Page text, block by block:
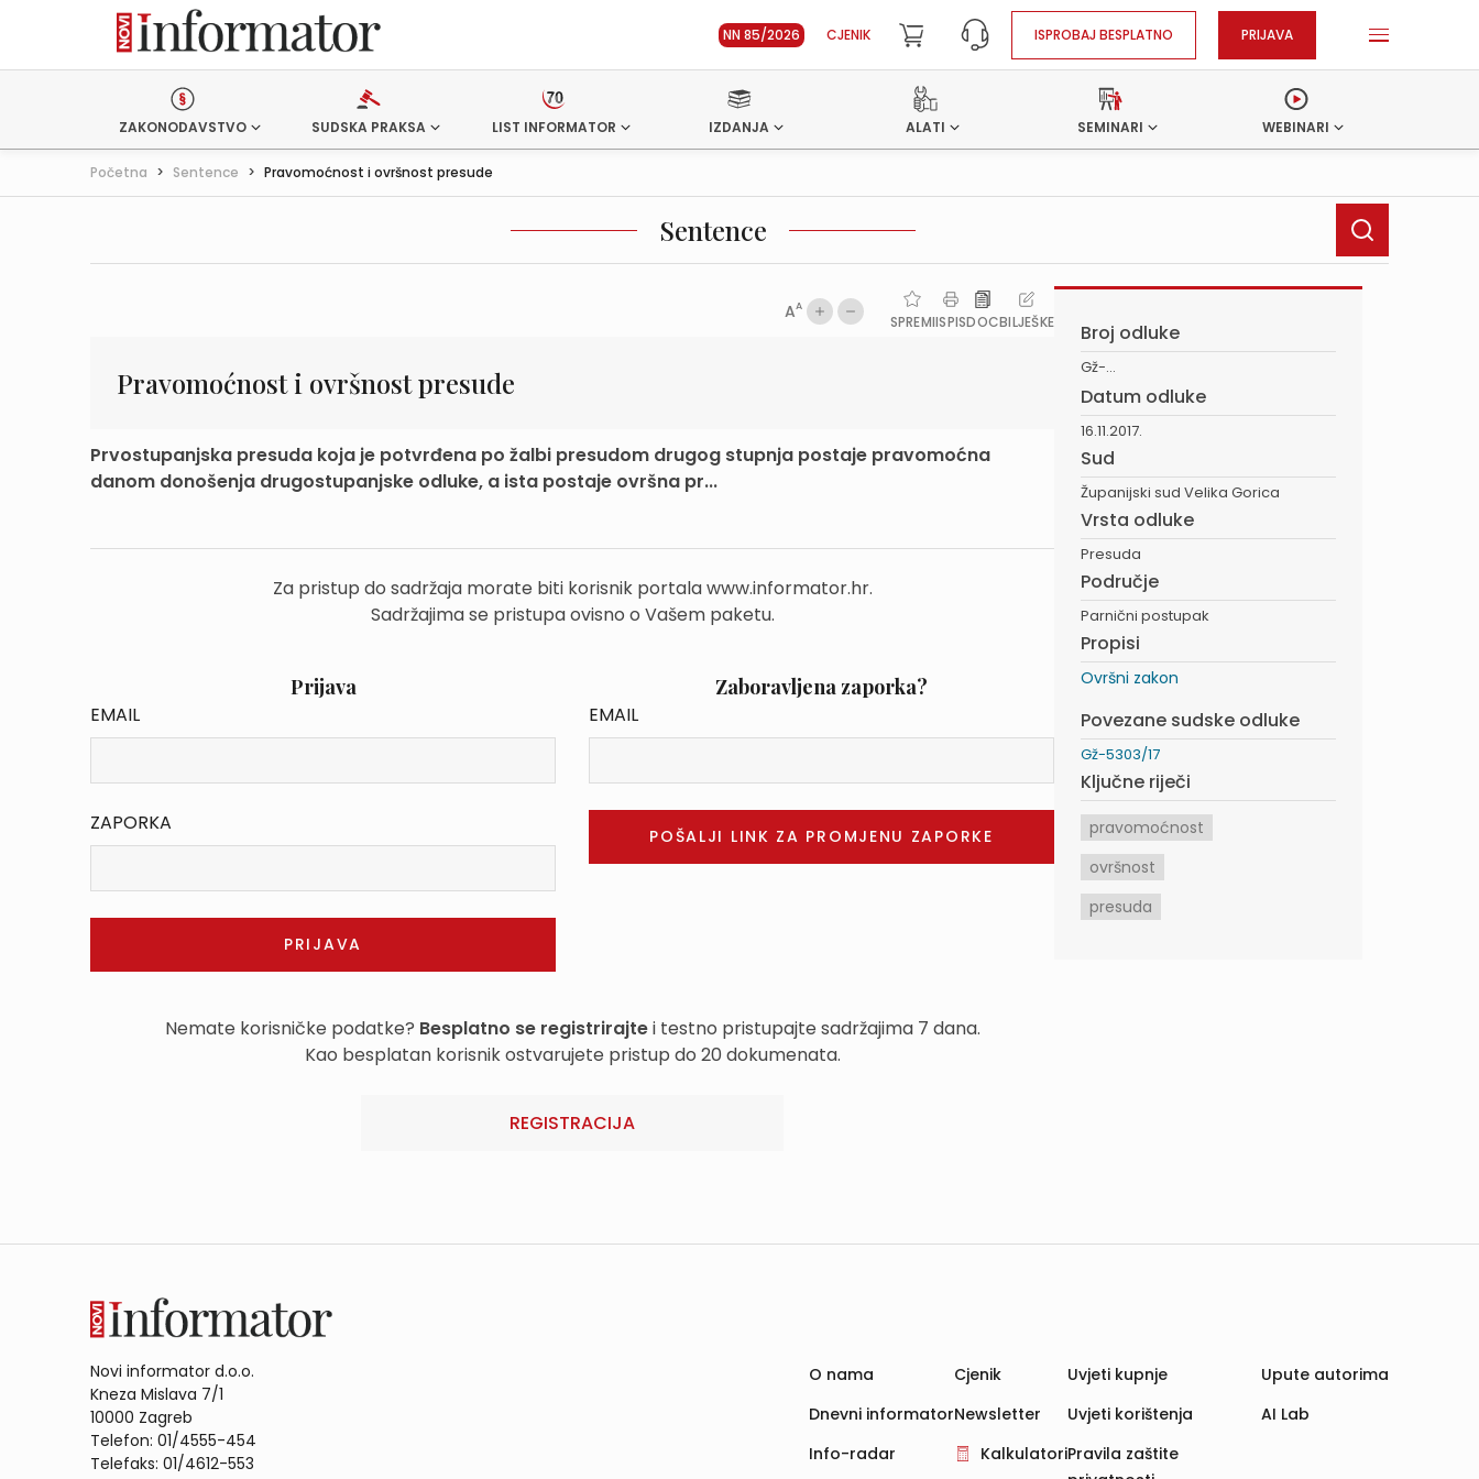
NN 85/2026 CJENIK ISPROBAJ BESPLATNO PRIJAVA
ZAKONODAVSTVO SUDSKA PRAKSA LIST INFORMATOR IZDANJA ALATI SEMINARI WEBINARI
Početna > Sentence > Pravomoćnost i ovršnost presude
Sentence
AA
SPREMIISPISDOCBILJEŠKE
Pravomoćnost i ovršnost presude
Prvostupanjska presuda koja je potvrđena po žalbi presudom drugog stupnja postaje pravomoćna
danom donošenja drugostupanjske odluke, a ista postaje ovršna pr...
Za pristup do sadržaja morate biti korisnik portala www.informator.hr.
Sadržajima se pristupa ovisno o Vašem paketu.
Prijava
EMAIL
ZAPORKA
Zaboravljena zaporka?
EMAIL
Nemate korisničke podatke? Besplatno se registrirajtei testno pristupajte sadržajima 7 dana.
Kao besplatan korisnik ostvarujete pristup do 20 dokumenata.
REGISTRACIJA
Broj odluke
Gž-...
Datum odluke
16.11.2017.
Sud
Županijski sud Velika Gorica
Vrsta odluke
Presuda
Područje
Parnični postupak
Propisi
Ovršni zakon
Povezane sudske odluke
Gž-5303/17
Ključne riječi
pravomoćnost
ovršnost
presuda
Novi informator d.o.o.
Kneza Mislava 7/1
10000 Zagreb
Telefon: 01/4555-454
Telefaks: 01/4612-553
O nama
Dnevni informator
Info-radar
Cjenik
Newsletter
Kalkulatori
Uvjeti kupnje
Uvjeti korištenja
Pravila zaštite
Upute autorima
AI Lab